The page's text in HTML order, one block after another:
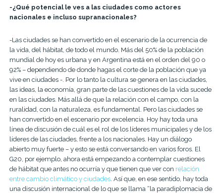
-¿Qué potencial le ves a las ciudades como actores
nacionales e incluso supranacionales?
-Las ciudades se han convertido en el escenario de la ocurrencia de
la vida, del hábitat, de todo el mundo. Más del 50% de la población
mundial de hoy es urbana y en Argentina está en el orden del 90 o
92% – dependiendo de donde hagas el corte de la población que ya
vive en ciudades -. Por lo tanto la cultura se genera en las ciudades,
las ideas, la economía, gran parte de las cuestiones de la vida sucede
en las ciudades. Más allá de que la relación con el campo, con la
ruralidad, con la naturaleza, es fundamental. Pero las ciudades se
han convertido en el escenario por excelencia. Hoy hay toda una
línea de discusión de cuál es el rol de los líderes municipales y de los
líderes de las ciudades, frente a los nacionales. Hay un diálogo
abierto muy fuerte – y esto se está conversando en varios foros. El
G20, por ejemplo, ahora está empezando a contemplar cuestiones
de hábitat que antes no ocurría y que tienen que ver con relación
entre cambio climático y ciudades. Así que, en ese sentido, hay toda
una discusión internacional de lo que se llama “la paradiplomacia de